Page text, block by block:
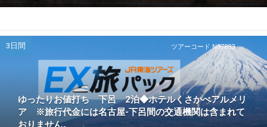
ツアーコード N97893
3日間
ゆったりお値打ち 下呂 2泊◆ホテルくさかべアルメリ
ア ※旅行代金には名古屋-下呂間の交通機関は含まれて
おりません。